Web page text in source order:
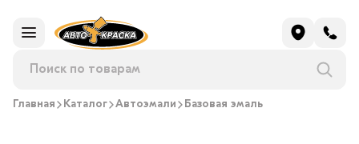
Главная Каталог Автоэмали Базовая эмаль